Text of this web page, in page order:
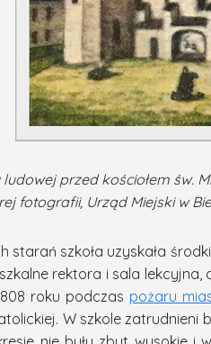
przed kościołem św.
fotografii, Urząd Miejski w
starań szkoła uzyskała
rektora i sala
roku podczas pożaru
W szkole